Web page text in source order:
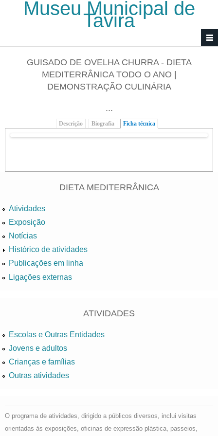
Passar para o conteúdo principal
Museu Municipal de
Tavira
GUISADO DE OVELHA CHURRA - DIETA
MEDITERRÂNICA TODO O ANO |
DEMONSTRAÇÃO CULINÁRIA
...
Descrição Biografia Ficha técnica
DIETA MEDITERRÂNICA
Atividades
Exposição
Notícias
Histórico de atividades
Publicações em linha
Ligações externas
ATIVIDADES
Escolas e Outras Entidades
Jovens e adultos
Crianças e famílias
Outras atividades
O programa de atividades, dirigido a públicos diversos, inclui visitas
orientadas às exposições, oficinas de expressão plástica, passeios,